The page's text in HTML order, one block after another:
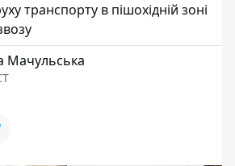
транспорту в пішохідній зоні
Мачульська